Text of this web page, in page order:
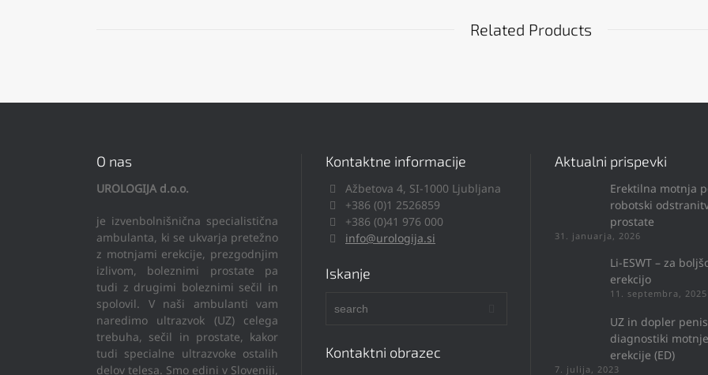
Related Products
O nas
UROLOGIJA d.o.o.
je izvenbolnišnična specialistična
ambulanta, ki se ukvarja pretežno
z motnjami erekcije, prezgodnjim
izlivom, boleznimi prostate pa
tudi z drugimi boleznimi sečil in
spolovil. V naši ambulanti vam
naredimo ultrazvok (UZ) celega
trebuha, sečil in prostate, kakor
tudi specialne ultrazvoke ostalih
delov telesa. Smo edini v Sloveniji,
Kontaktne informacije
Ažbetova 4, SI-1000 Ljubljana
+386 (0)1 2526859
+386 (0)41 976 000
info@urologija.si
Iskanje
Kontaktni obrazec
Aktualni prispevki
Erektilna motnja
robotski
prostate
31. januarja, 2026
Li-ESWT – za
erekcijo
11. septembra, 2025
UZ in dopler
diagnostiki motnje
erekcije (ED)
7. julija, 2023